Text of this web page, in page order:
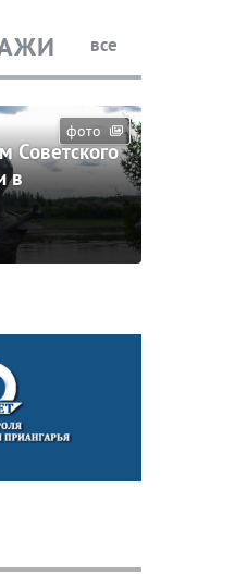
все
фото
Советского
в